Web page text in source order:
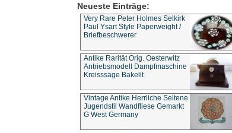
Neueste Einträge:
Very Rare Peter Holmes Selkirk
Paul Ysart Style Paperweight /
Briefbeschwerer
Antike Rarität Orig. Oesterwitz
Antriebsmodell Dampfmaschine
Kreisssäge Bakelit
Vintage Antike Herrliche Seltene
Jugendstil Wandfliese Gemarkt
G West Germany